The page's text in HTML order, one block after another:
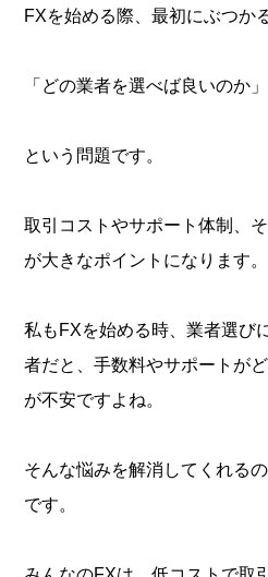
FXを始める際、最初にぶつか
「どの業者を選べば良いのか」
という問題です。
取引コストやサポート体制、
が大きなポイントになります。
私もFXを始める時、業者選び
者だと、手数料やサポートが
が不安ですよね。
そんな悩みを解消してくれる
です。